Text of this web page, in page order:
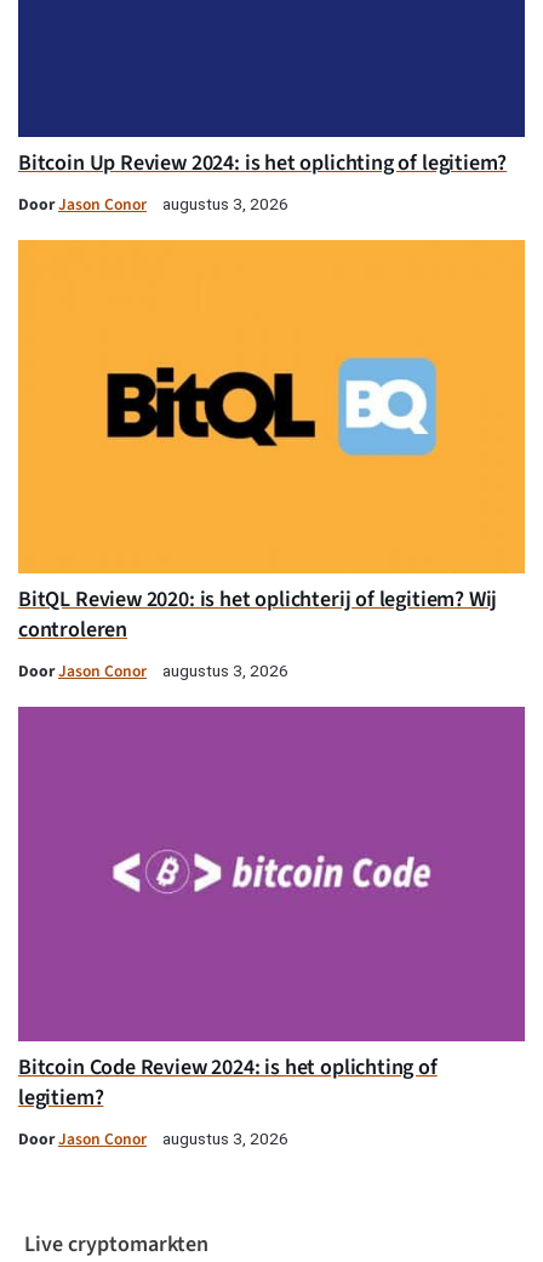
Bitcoin Up Review 2024: is het oplichting of legitiem?
DoorJason Conor augustus 3, 2026
BitQL Review 2020: is het oplichterij of legitiem? Wij
controleren
DoorJason Conor augustus 3, 2026
Bitcoin Code Review 2024: is het oplichting of
legitiem?
DoorJason Conor augustus 3, 2026
Live cryptomarkten